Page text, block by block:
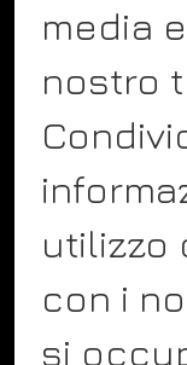
Blog
Contact
Service
FOLLOW US
media
nostro
utilizzo
con i
si